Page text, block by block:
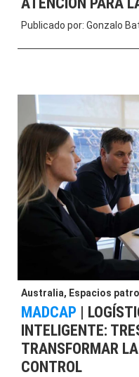
Publicado por: Gonzalo
Australia, Espacios
MADCAP |
INTELIGENTE:
TRANSFORMAR
CONTROL